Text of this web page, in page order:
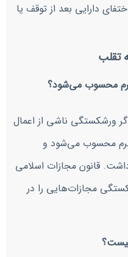
دارایی بعد از توقف یا
تقلب
محسوب می‌شود؟
ورشکستگی ناشی از اعمال
جرم محسوب می‌شود و
قانون مجازات اسلامی
مجازات‌هایی را در